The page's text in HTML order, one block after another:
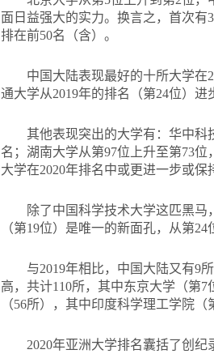
面日益强大的实力。换言之，首次有
排在前50名（含）。
中国大陆表现最好的十所大学在
通大学从2019年的排名（第24位）进
其他表现突出的大学有：华中科
名；湖南大学从第97位上升至第73
大学在2020年排名中或更进一步或保
除了中国科学技术大学这匹黑马
（第19位）是唯一的新面孔，从第
与2019年相比，中国大陆又有9
高，共计110所，其中东京大学（第
（56所），其中印度科学理工学院（
2020年亚洲大学排名囊括了创纪